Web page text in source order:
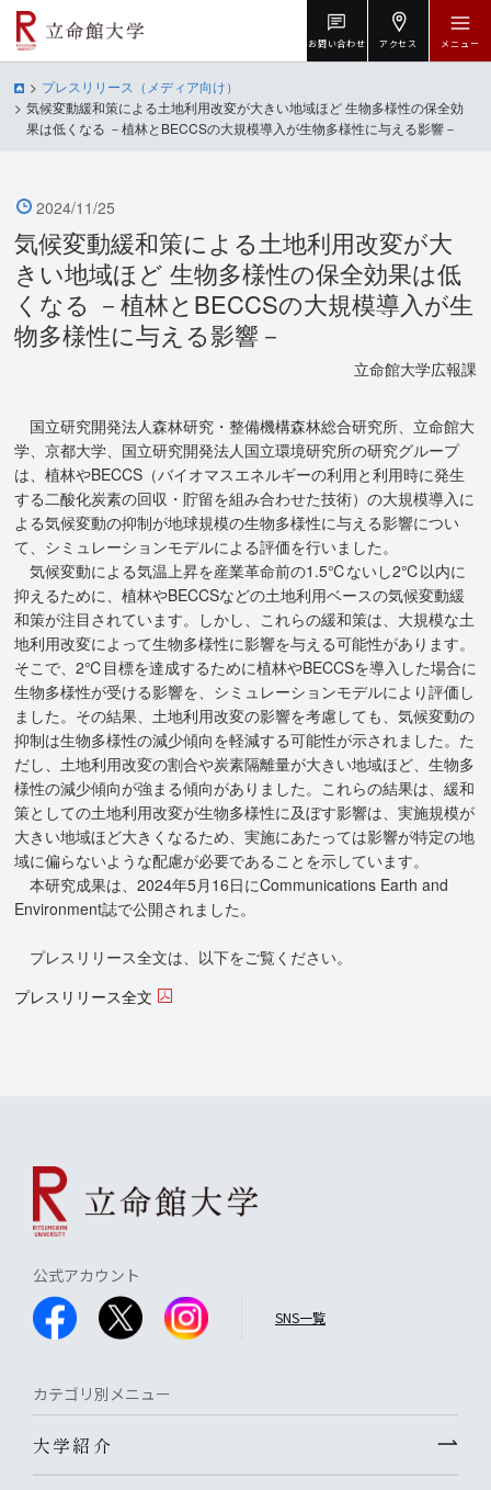
お問い合わせ アクセス メニュー
プレスリリース（メディア向け）
気候変動緩和策による土地利用改変が大きい地域ほど 生物多様性の保全効
果は低くなる －植林とBECCSの大規模導入が生物多様性に与える影響－
2024/11/25
気候変動緩和策による土地利用改変が大
きい地域ほど 生物多様性の保全効果は低
くなる －植林とBECCSの大規模導入が生
物多様性に与える影響－
立命館大学広報課
国立研究開発法人森林研究・整備機構森林総合研究所、立命館大
学、京都大学、国立研究開発法人国立環境研究所の研究グループ
は、植林やBECCS（バイオマスエネルギーの利用と利用時に発生
する二酸化炭素の回収・貯留を組み合わせた技術）の大規模導入に
よる気候変動の抑制が地球規模の生物多様性に与える影響につい
て、シミュレーションモデルによる評価を行いました。
気候変動による気温上昇を産業革命前の1.5℃ないし2℃以内に
抑えるために、植林やBECCSなどの土地利用ベースの気候変動緩
和策が注目されています。しかし、これらの緩和策は、大規模な土
地利用改変によって生物多様性に影響を与える可能性があります。
そこで、2℃目標を達成するために植林やBECCSを導入した場合に
生物多様性が受ける影響を、シミュレーションモデルにより評価し
ました。その結果、土地利用改変の影響を考慮しても、気候変動の
抑制は生物多様性の減少傾向を軽減する可能性が示されました。た
だし、土地利用改変の割合や炭素隔離量が大きい地域ほど、生物多
様性の減少傾向が強まる傾向がありました。これらの結果は、緩和
策としての土地利用改変が生物多様性に及ぼす影響は、実施規模が
大きい地域ほど大きくなるため、実施にあたっては影響が特定の地
域に偏らないような配慮が必要であることを示しています。
本研究成果は、2024年5月16日にCommunications Earth and
Environment誌で公開されました。
プレスリリース全文は、以下をご覧ください。
プレスリリース全文
公式アカウント
SNS一覧
カテゴリ別メニュー
大学紹介